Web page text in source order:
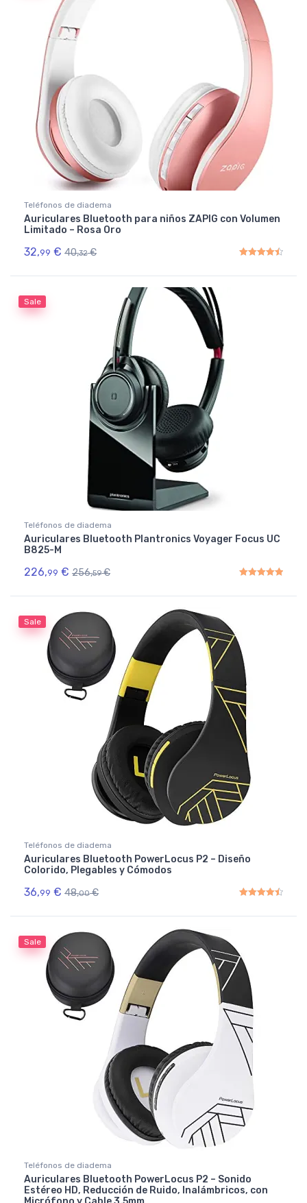
Teléfonos de diadema
Auriculares Bluetooth para niños ZAPIG con Volumen
Limitado – Rosa Oro
32,99 € 40,32 €
Sale
Teléfonos de diadema
Auriculares Bluetooth Plantronics Voyager Focus UC
B825-M
226,99 € 256,59 €
Sale
Teléfonos de diadema
Auriculares Bluetooth PowerLocus P2 – Diseño
Colorido, Plegables y Cómodos
36,99 € 48,00 €
Sale
Teléfonos de diadema
Auriculares Bluetooth PowerLocus P2 – Sonido
Estéreo HD, Reducción de Ruido, Inalámbricos, con